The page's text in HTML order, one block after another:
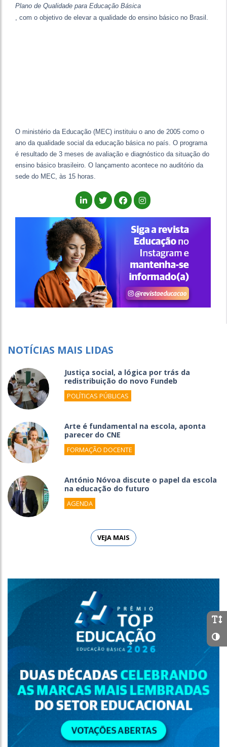
Plano de Qualidade para Educação Básica
, com o objetivo de elevar a qualidade do ensino básico no Brasil.
O ministério da Educação (MEC) instituiu o ano de 2005 como o
ano da qualidade social da educação básica no país. O programa
é resultado de 3 meses de avaliação e diagnóstico da situação do
ensino básico brasileiro. O lançamento acontece no auditório da
sede do MEC, às 15 horas.
NOTÍCIAS MAIS LIDAS
Justiça social, a lógica por trás da
redistribuição do novo Fundeb
POLÍTICAS PÚBLICAS
Arte é fundamental na escola, aponta
parecer do CNE
FORMAÇÃO DOCENTE
António Nóvoa discute o papel da escola
na educação do futuro
AGENDA
VEJA MAIS